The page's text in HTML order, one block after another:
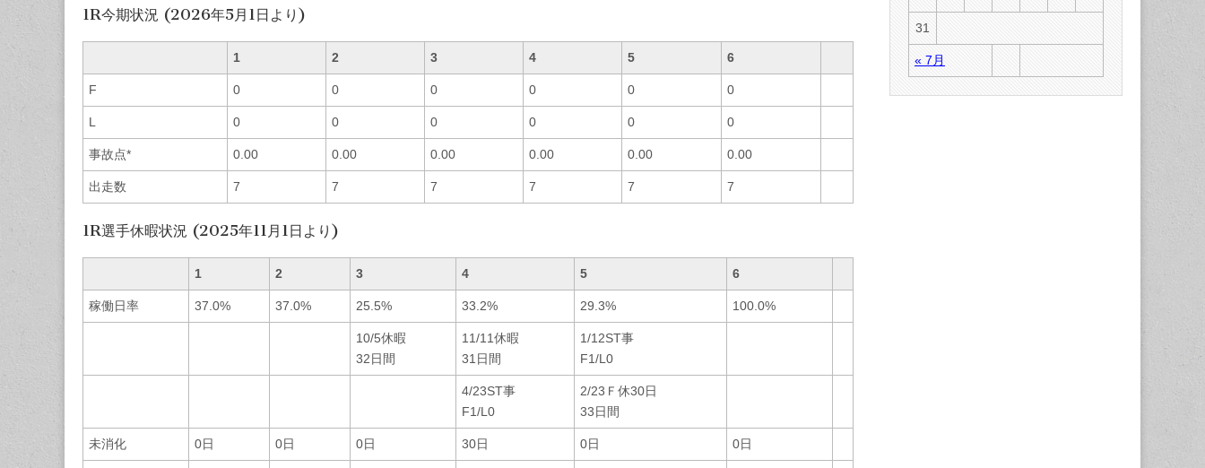
1R今期状況 (2026年5月1日より)
1 2 3 4 5 6
F 0 0 0 0 0 0
L 0 0 0 0 0 0
事故点* 0.00 0.00 0.00 0.00 0.00 0.00
出走数 7 7 7 7 7 7
1R選手休暇状況 (2025年11月1日より)
1 2 3 4 5 6
稼働日率 37.0% 37.0% 25.5% 33.2% 29.3% 100.0%
10/5休暇
32日間
11/11休暇
31日間
1/12ST事
F1/L0
4/23ST事
F1/L0
2/23Ｆ休30日
33日間
未消化 0日 0日 0日 30日 0日 0日
« 7月
31